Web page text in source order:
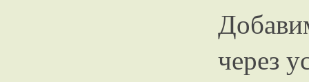
через